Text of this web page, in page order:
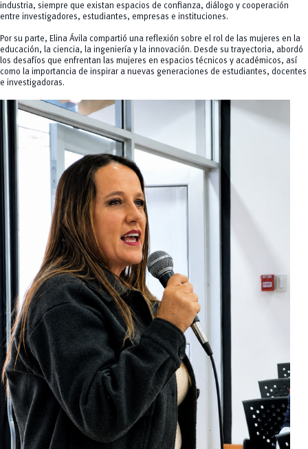
industria, siempre que existan espacios de confianza, diálogo y cooperación
entre investigadores, estudiantes, empresas e instituciones.
Por su parte, Elina Ávila compartió una reflexión sobre el rol de las mujeres en la
educación, la ciencia, la ingeniería y la innovación. Desde su trayectoria, abordó
los desafíos que enfrentan las mujeres en espacios técnicos y académicos, así
como la importancia de inspirar a nuevas generaciones de estudiantes, docentes
e investigadoras.